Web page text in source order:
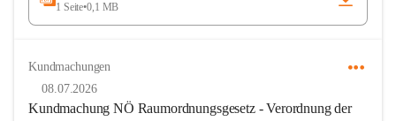
1 Seite•0,1 MB
Kundmachungen
08.07.2026
Kundmachung NÖ Raumordnungsgesetz - Verordnung der